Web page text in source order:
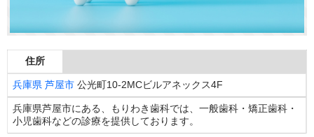
住所
兵庫県 芦屋市 公光町10-2MCビルアネックス4F
兵庫県芦屋市にある、もりわき歯科では、一般歯科・矯正歯科・
小児歯科などの診療を提供しております。